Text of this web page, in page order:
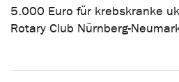
5.000 Euro für krebskranke
Rotary Club Nürnberg-